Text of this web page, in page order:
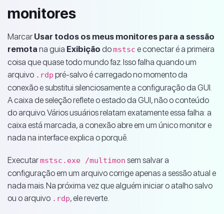
monitores
Marcar Usar todos os meus monitores para a sessão
remota na guia Exibição domstsc e conectar é a primeira
coisa que quase todo mundo faz. Isso falha quando um
arquivo .rdp pré-salvo é carregado no momento da
conexão e substitui silenciosamente a configuração da GUI.
A caixa de seleção reflete o estado da GUI, não o conteúdo
do arquivo. Vários usuários relatam exatamente essa falha: a
caixa está marcada, a conexão abre em um único monitor e
nada na interface explica o porquê.
Executarmstsc.exe /multimon sem salvar a
configuração em um arquivo corrige apenas a sessão atual e
nada mais. Na próxima vez que alguém iniciar o atalho salvo
ou o arquivo .rdp, ele reverte.